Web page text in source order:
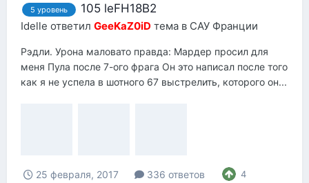
5 уровень 105 leFH18B2
Idelle ответил GeeKaZ0iD тема в САУ Франции
Рэдли. Урона маловато правда: Мардер просил для
меня Пула после 7-ого фрага Он это написал после того
как я не успела в шотного 67 выстрелить, которого он...
25 февраля, 2017 336 ответов 4